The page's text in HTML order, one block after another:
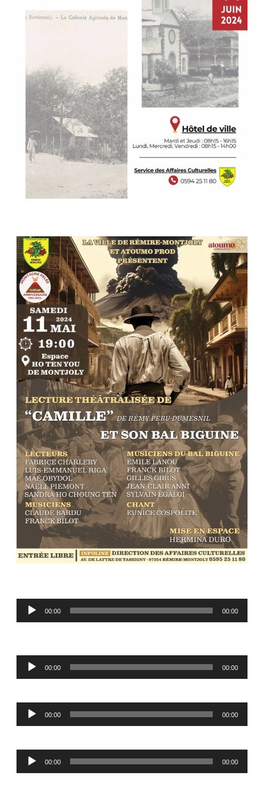
Lecteur
00:00 00:00
Lecteur
00:00 00:00
Lecteur
00:00 00:00
Lecteur
00:00 00:00